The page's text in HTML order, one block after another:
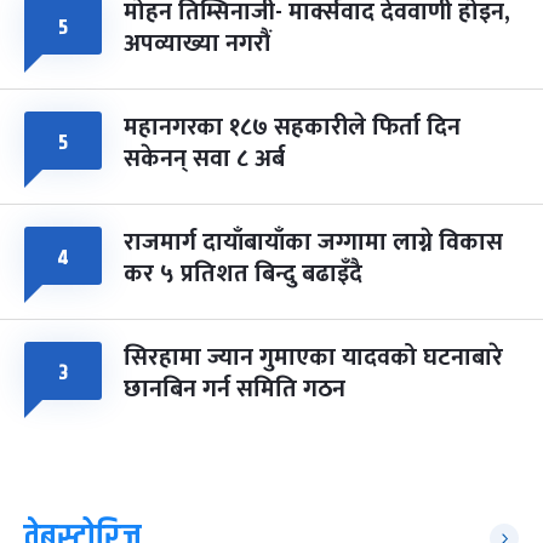
५ मोहन तिम्सिनाजी- मार्क्सवाद देववाणी होइन,
अपव्याख्या नगरौं
५ महानगरका १८७ सहकारीले फिर्ता दिन
सकेनन् सवा ८ अर्ब
४ राजमार्ग दायाँबायाँका जग्गामा लाग्ने विकास
कर ५ प्रतिशत बिन्दु बढाइँदै
३ सिरहामा ज्यान गुमाएका यादवको घटनाबारे
छानबिन गर्न समिति गठन